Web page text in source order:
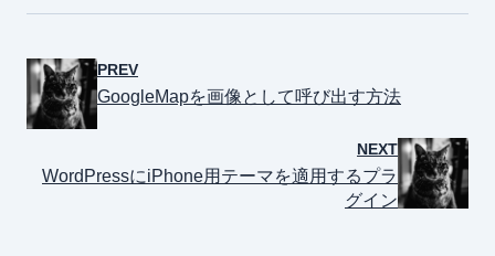
PREV
GoogleMapを画像として呼び出す方法
NEXT
WordPressにiPhone用テーマを適用するプラ
グイン